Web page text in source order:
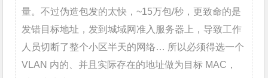
量。不过伪造包发的太快，~15万包/秒，更致命的是
发错目标地址，发到城域网准入服务器上，导致工作
人员切断了整个小区半天的网络… 所以必须得选一个
VLAN 内的、并且实际存在的地址做为目标 MAC，